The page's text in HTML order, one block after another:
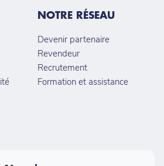
NOTRE RÉSEAU
Devenir partenaire
Revendeur
Recrutement
Formation et assistance